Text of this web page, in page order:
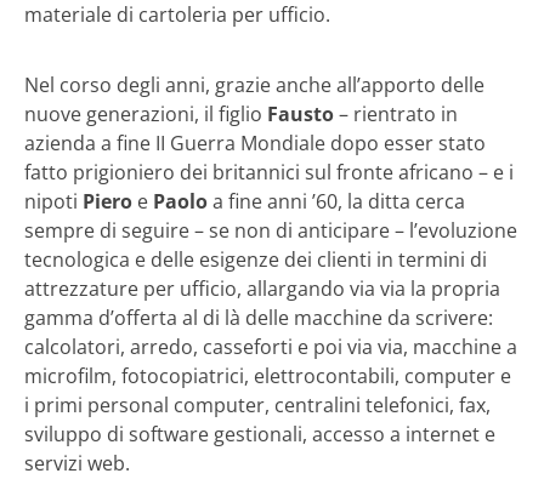
materiale di cartoleria per ufficio.
Nel corso degli anni, grazie anche all’apporto delle
nuove generazioni, il figlio Fausto– rientrato in
azienda a fine II Guerra Mondiale dopo esser stato
fatto prigioniero dei britannici sul fronte africano – e i
nipoti Piero e Paoloa fine anni ’60, la ditta cerca
sempre di seguire – se non di anticipare – l’evoluzione
tecnologica e delle esigenze dei clienti in termini di
attrezzature per ufficio, allargando via via la propria
gamma d’offerta al di là delle macchine da scrivere:
calcolatori, arredo, casseforti e poi via via, macchine a
microfilm, fotocopiatrici, elettrocontabili, computer e
i primi personal computer, centralini telefonici, fax,
sviluppo di software gestionali, accesso a internet e
servizi web.